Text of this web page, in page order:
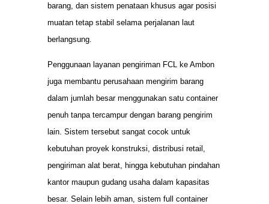
barang, dan sistem penataan khusus agar posisi
muatan tetap stabil selama perjalanan laut
berlangsung.
Penggunaan layanan pengiriman FCL ke Ambon
juga membantu perusahaan mengirim barang
dalam jumlah besar menggunakan satu container
penuh tanpa tercampur dengan barang pengirim
lain. Sistem tersebut sangat cocok untuk
kebutuhan proyek konstruksi, distribusi retail,
pengiriman alat berat, hingga kebutuhan pindahan
kantor maupun gudang usaha dalam kapasitas
besar. Selain lebih aman, sistem full container